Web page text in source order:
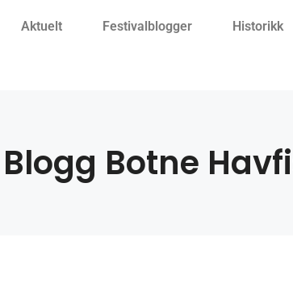
Aktuelt Festivalblogger Historikk
Blogg Botne